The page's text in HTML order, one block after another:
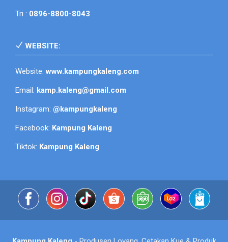
Tri : 0896-8800-8043
WEBSITE:
Website:www.kampungkaleng.com
Email: kamp.kaleng@gmail.com
Instagram: @kampungkaleng
Facebook: Kampung Kaleng
Tiktok: Kampung Kaleng